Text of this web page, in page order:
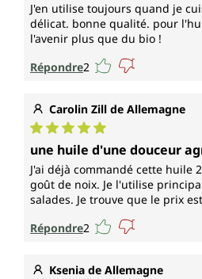
J'en utilise toujours quand je
délicat. bonne qualité. pour
l'avenir plus que du bio !
Répondre2
Carolin Zill de Allemagne
Note moyenne de 5 sur 5
une huile d'une douceur
J'ai déjà commandé cette huile
goût de noix. Je l'utilise
salades. Je trouve que le prix
Répondre2
Ksenia de Allemagne